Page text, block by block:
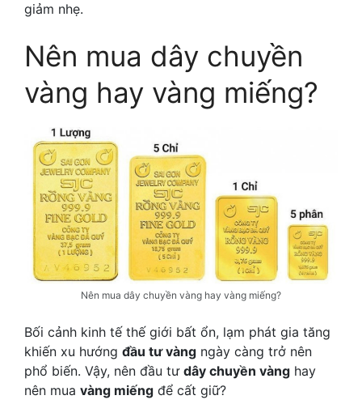
giảm nhẹ.
Nên mua dây chuyền
vàng hay vàng miếng?
Nên mua dây chuyền vàng hay vàng miếng?
Bối cảnh kinh tế thế giới bất ổn, lạm phát gia tăng
khiến xu hướng đầu tư vàng ngày càng trở nên
phổ biến. Vậy, nên đầu tư dây chuyền vàng hay
nên mua vàng miếng để cất giữ?